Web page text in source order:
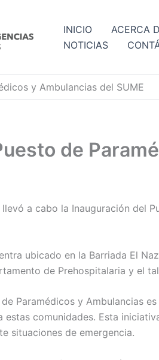
INICIO ACERCA
NOTICIAS
y Ambulancias del SUME
de
a cabo la Inauguración del
ubicado en la Barriada El
de Prehospitalaria y el
Paramédicos y Ambulancias
estas comunidades. Esta
situaciones de emergencia.